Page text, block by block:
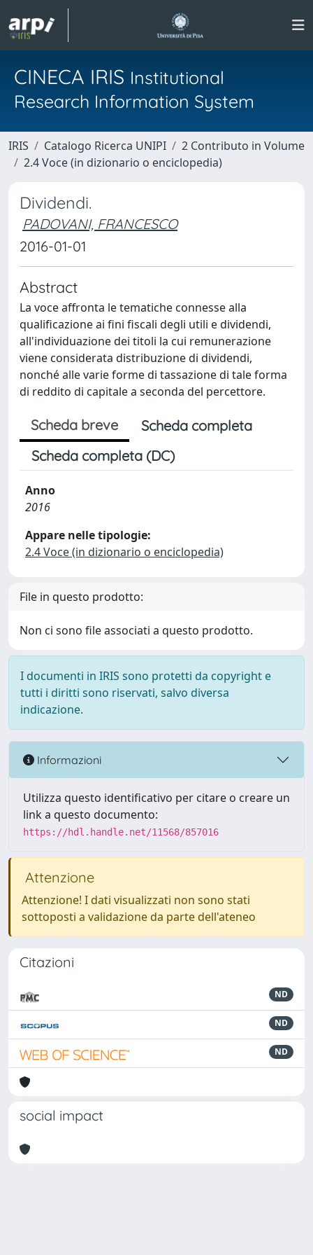
CINECA IRIS Institutional
Research Information System
IRIS Catalogo Ricerca UNIPI
2 Contributo in Volume
2.4 Voce (in dizionario o enciclopedia)
Dividendi.
PADOVANI, FRANCESCO
2016-01-01
Abstract
La voce affronta le tematiche connesse alla
qualificazione ai fini fiscali degli utili e dividendi,
all'individuazione dei titoli la cui remunerazione
viene considerata distribuzione di dividendi,
nonché alle varie forme di tassazione di tale forma
di reddito di capitale a seconda del percettore.
Scheda breve
Scheda completa
Scheda completa (DC)
Anno
2016
Appare nelle tipologie:
2.4 Voce (in dizionario o enciclopedia)
File in questo prodotto:
Non ci sono file associati a questo prodotto.
I documenti in IRIS sono protetti da copyright e
tutti i diritti sono riservati, salvo diversa
indicazione.
Informazioni
Utilizza questo identificativo per citare o creare un
link a questo documento:
https://hdl.handle.net/11568/857016
Attenzione
Attenzione! I dati visualizzati non sono stati
sottoposti a validazione da parte dell'ateneo
Citazioni
ND
ND
ND
social impact